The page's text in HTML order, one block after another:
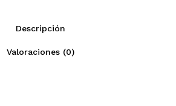
Descripción
Valoraciones (0)